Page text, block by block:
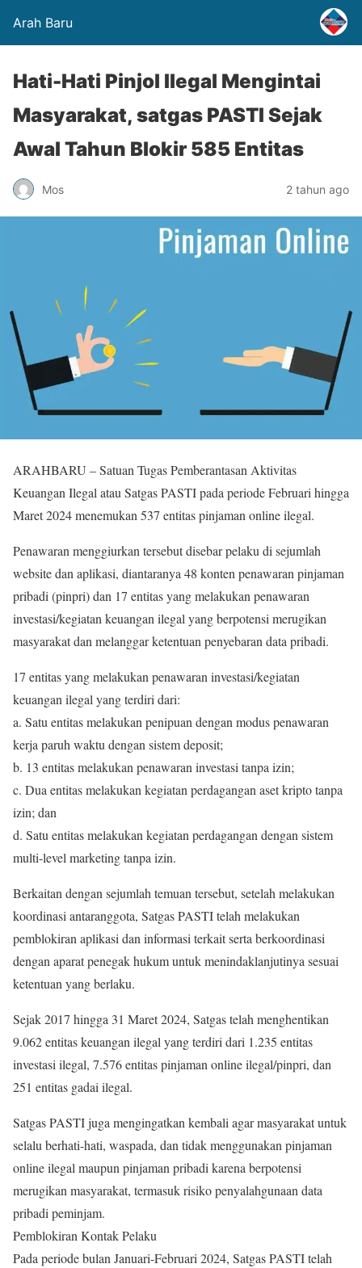
Arah Baru
Hati-Hati Pinjol Ilegal Mengintai
Masyarakat, satgas PASTI Sejak
Awal Tahun Blokir 585 Entitas
Mos 2 tahun ago
ARAHBARU – Satuan Tugas Pemberantasan Aktivitas
Keuangan Ilegal atau Satgas PASTI pada periode Februari hingga
Maret 2024 menemukan 537 entitas pinjaman online ilegal.
Penawaran menggiurkan tersebut disebar pelaku di sejumlah
website dan aplikasi, diantaranya 48 konten penawaran pinjaman
pribadi (pinpri) dan 17 entitas yang melakukan penawaran
investasi/kegiatan keuangan ilegal yang berpotensi merugikan
masyarakat dan melanggar ketentuan penyebaran data pribadi.
17 entitas yang melakukan penawaran investasi/kegiatan
keuangan ilegal yang terdiri dari:
a. Satu entitas melakukan penipuan dengan modus penawaran
kerja paruh waktu dengan sistem deposit;
b. 13 entitas melakukan penawaran investasi tanpa izin;
c. Dua entitas melakukan kegiatan perdagangan aset kripto tanpa
izin; dan
d. Satu entitas melakukan kegiatan perdagangan dengan sistem
multi-level marketing tanpa izin.
Berkaitan dengan sejumlah temuan tersebut, setelah melakukan
koordinasi antaranggota, Satgas PASTI telah melakukan
pemblokiran aplikasi dan informasi terkait serta berkoordinasi
dengan aparat penegak hukum untuk menindaklanjutinya sesuai
ketentuan yang berlaku.
Sejak 2017 hingga 31 Maret 2024, Satgas telah menghentikan
9.062 entitas keuangan ilegal yang terdiri dari 1.235 entitas
investasi ilegal, 7.576 entitas pinjaman online ilegal/pinpri, dan
251 entitas gadai ilegal.
Satgas PASTI juga mengingatkan kembali agar masyarakat untuk
selalu berhati-hati, waspada, dan tidak menggunakan pinjaman
online ilegal maupun pinjaman pribadi karena berpotensi
merugikan masyarakat, termasuk risiko penyalahgunaan data
pribadi peminjam.
Pemblokiran Kontak Pelaku
Pada periode bulan Januari-Februari 2024, Satgas PASTI telah